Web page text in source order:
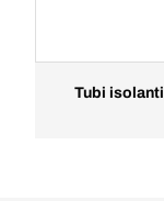
Tubi isolanti